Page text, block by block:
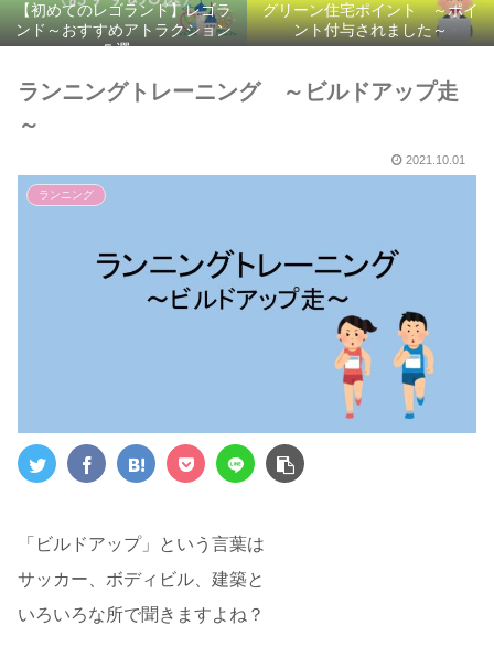
【初めてのレゴランド】レゴラ
ンド～おすすめアトラクション
５選～
グリーン住宅ポイント ～ポイ
ント付与されました～
ランニングトレーニング ～ビルドアップ走
～
2021.10.01
ランニング
「ビルドアップ」という言葉は
サッカー、ボディビル、建築と
いろいろな所で聞きますよね？